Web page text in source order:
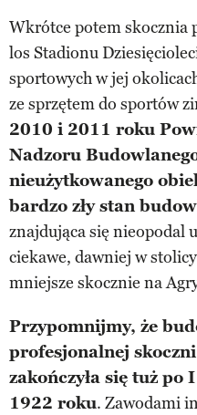
Wkrótce potem skocznia
los Stadionu
sportowych w jej
ze sprzętem do sportów
2010 i 2011 roku
Nadzoru
nieużytkowanego
bardzo zły stan
znajdująca się nieopodal
ciekawe, dawniej w
mniejsze skocznie na
Przypomnijmy, że
profesjonalnej
zakończyła się tuż
1922 roku. Zawodami